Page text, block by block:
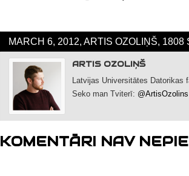
MARCH 6, 2012, ARTIS OZOLIŅŠ,
ARTIS OZOLIŅŠ
Latvijas Universitātes Datorikas
Seko man Tviterī: @ArtisOzolins
KOMENTĀRI NAV